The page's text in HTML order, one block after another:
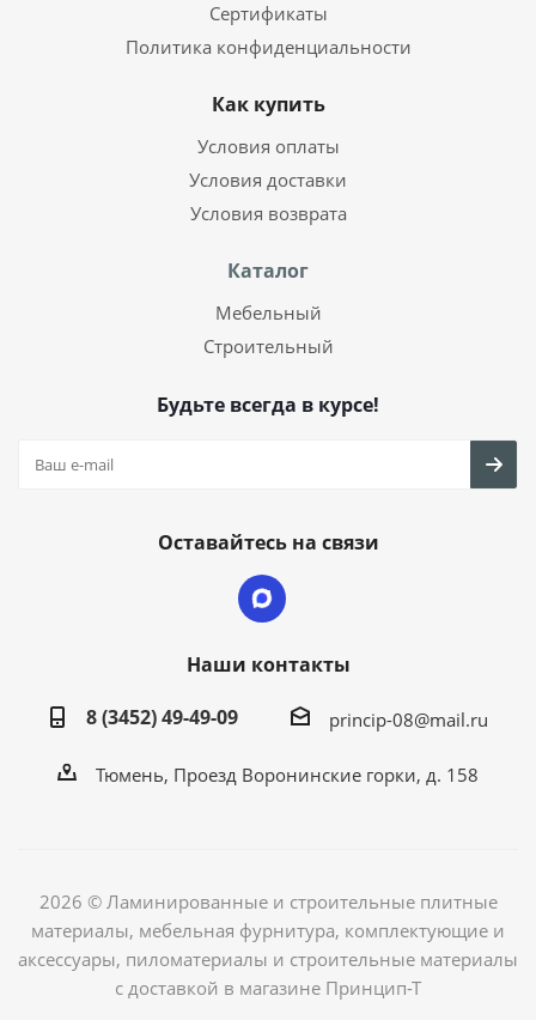
Сертификаты
Политика конфиденциальности
Как купить
Условия оплаты
Условия доставки
Условия возврата
Каталог
Мебельный
Строительный
Будьте всегда в курсе!
Оставайтесь на связи
Наши контакты
8 (3452) 49-49-09
princip-08@mail.ru
Тюмень, Проезд Воронинские горки, д. 158
2026 © Ламинированные и строительные плитные
материалы, мебельная фурнитура, комплектующие и
аксессуары, пиломатериалы и строительные материалы
с доставкой в магазине Принцип-Т